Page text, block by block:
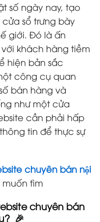
số ngày nay, tạo
sổ trưng bày
giới. Đó là ấn
khách hàng tiềm
hiện bản sắc
công cụ quan
bán hàng và
như một cửa
cần phải hấp
tin để thực sự
chuyên bán nội
tìm
chuyên bán
🎉